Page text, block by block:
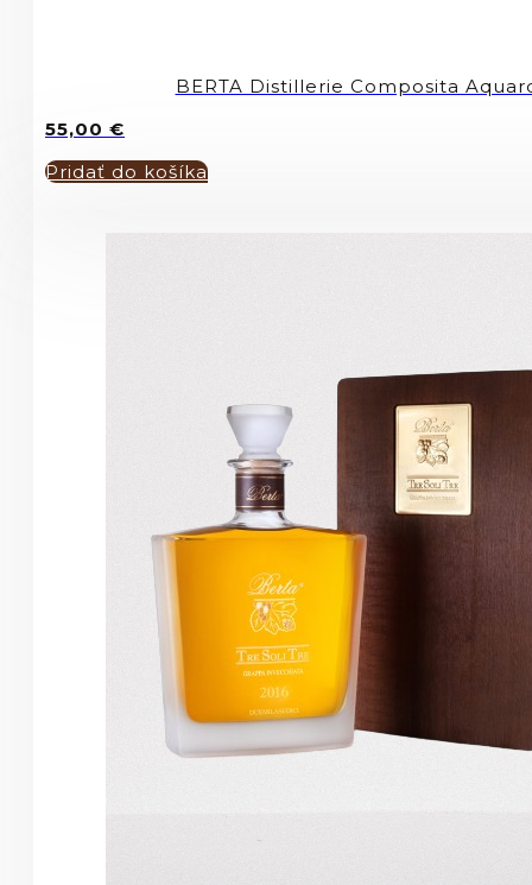
BERTA Distillerie Composita
55,00 €
Pridať do košíka